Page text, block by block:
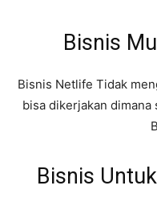
Bisnis
Bisnis Netlife Tidak
bisa dikerjakan dimana
Bisnis